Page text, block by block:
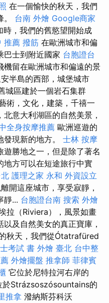
在一個愉快的秋天，我們
。 台南 外燴 Google商家
時，我們的舊慾望開始成
推薦 撥筋 在歐洲城市和偏
巴士到附近國家 台胞證台
機留在歐洲城市和偏遠的景
半島的西部，城堡城市
城區建於一個岩石集群
術，文化，建築，千禧一
意大利湖區的自然美景，
全身按摩推薦 歐洲巡遊的
現新的地方。 士林 按摩
勝地之一，但是除了著名
地方可以在短途旅行中實
護理之家 永和 外資設立
開這座城市，享受寂靜，
靜... 台胞證台南 搜索 外燴
拉（Riviera），風景如畫
及自然美女的真正寶庫，
秋天，我們從Ótatrafüred
考試 書 外燴 臺北 台中整
外燴擺盤 推拿師 菲律賓
它位於尼特拉河右岸的
Strázsoszósountains的
推拿 潑納斯芬科沃